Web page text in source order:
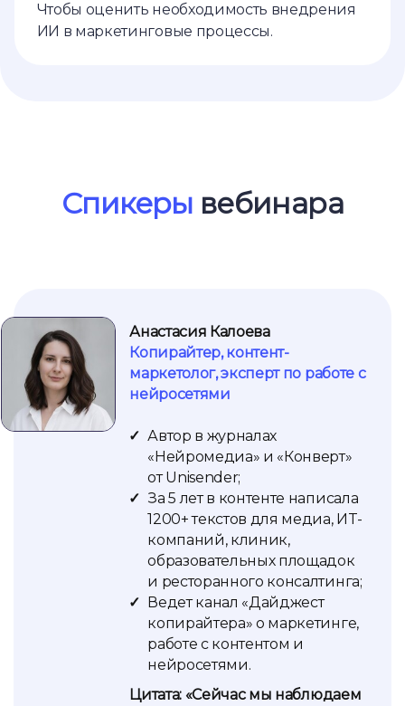
Чтобы оценить необходимость внедрения
ИИ в маркетинговые процессы.
Спикеры вебинара
Копирайтер, контент-
маркетолог, эксперт по работе с
нейросетями
Автор в журналах
«Нейромедиа» и «Конверт»
от Unisender;
За 5 лет в контенте написала
1200+ текстов для медиа, ИT-
компаний, клиник,
образовательных площадок
и ресторанного консалтинга;
Ведет канал «Дайджест
копирайтера» о маркетинге,
работе с контентом и
нейросетями.
Цитата: «Сейчас мы наблюдаем
Анастасия Калоева